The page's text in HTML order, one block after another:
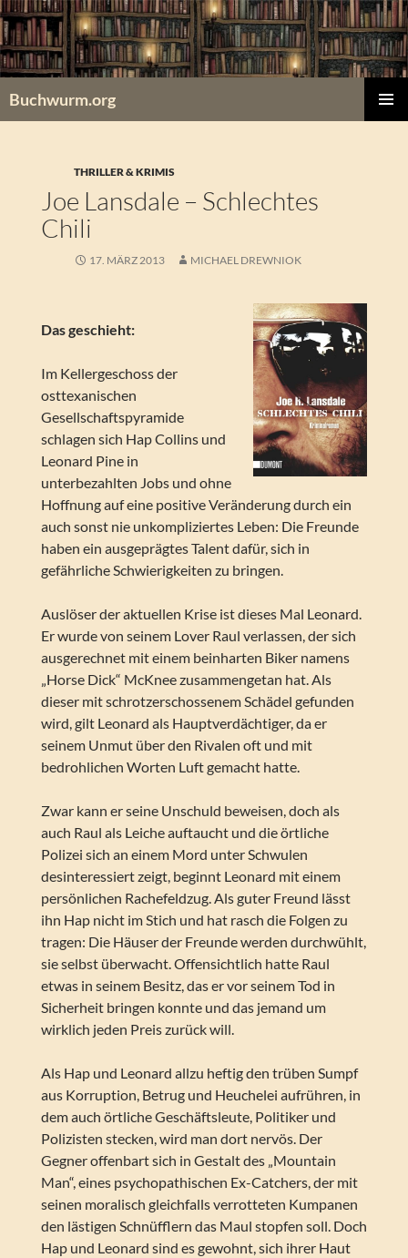
Zum
Inhalt
springen
Buchwurm.org
THRILLER & KRIMIS
Joe Lansdale – Schlechtes
Chili
17. MÄRZ 2013 MICHAEL DREWNIOK
Das geschieht:
Im Kellergeschoss der
osttexanischen
Gesellschaftspyramide
schlagen sich Hap Collins und
Leonard Pine in
unterbezahlten Jobs und ohne
Hoffnung auf eine positive Veränderung durch ein
auch sonst nie unkompliziertes Leben: Die Freunde
haben ein ausgeprägtes Talent dafür, sich in
gefährliche Schwierigkeiten zu bringen.
Auslöser der aktuellen Krise ist dieses Mal Leonard.
Er wurde von seinem Lover Raul verlassen, der sich
ausgerechnet mit einem beinharten Biker namens
„Horse Dick“ McKnee zusammengetan hat. Als
dieser mit schrotzerschossenem Schädel gefunden
wird, gilt Leonard als Hauptverdächtiger, da er
seinem Unmut über den Rivalen oft und mit
bedrohlichen Worten Luft gemacht hatte.
Zwar kann er seine Unschuld beweisen, doch als
auch Raul als Leiche auftaucht und die örtliche
Polizei sich an einem Mord unter Schwulen
desinteressiert zeigt, beginnt Leonard mit einem
persönlichen Rachefeldzug. Als guter Freund lässt
ihn Hap nicht im Stich und hat rasch die Folgen zu
tragen: Die Häuser der Freunde werden durchwühlt,
sie selbst überwacht. Offensichtlich hatte Raul
etwas in seinem Besitz, das er vor seinem Tod in
Sicherheit bringen konnte und das jemand um
wirklich jeden Preis zurück will.
Als Hap und Leonard allzu heftig den trüben Sumpf
aus Korruption, Betrug und Heuchelei aufrühren, in
dem auch örtliche Geschäftsleute, Politiker und
Polizisten stecken, wird man dort nervös. Der
Gegner offenbart sich in Gestalt des „Mountain
Man“, eines psychopathischen Ex-Catchers, der mit
seinen moralisch gleichfalls verrotteten Kumpanen
den lästigen Schnüfflern das Maul stopfen soll. Doch
Hap und Leonard sind es gewohnt, sich ihrer Haut